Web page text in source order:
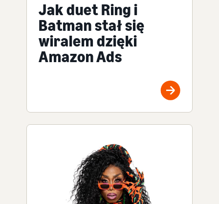
Jak duet Ring i
Batman stał się
wiralem dzięki
Amazon Ads